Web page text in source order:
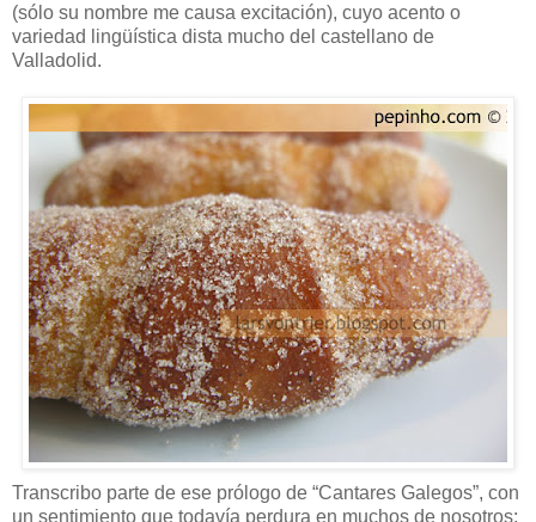
(sólo su nombre me causa excitación), cuyo acento o
variedad lingüística dista mucho del castellano de
Valladolid.
Transcribo parte de ese prólogo de “Cantares Galegos”, con
un sentimiento que todavía perdura en muchos de nosotros: